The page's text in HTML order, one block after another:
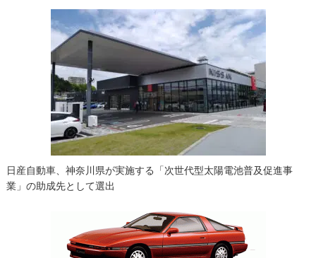
日産自動車、神奈川県が実施する「次世代型太陽電池普及促進事
業」の助成先として選出